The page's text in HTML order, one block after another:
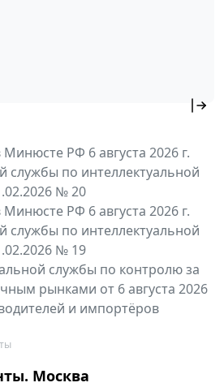
РФ 6 августа 2026 г.
службы по интеллектуальной
№ 20
РФ 6 августа 2026 г.
службы по интеллектуальной
№ 19
службы по контролю за
рынками от 6 августа 2026
и импортёров
Москва